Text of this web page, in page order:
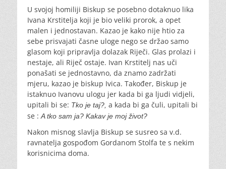
U svojoj homiliji Biskup se posebno dotaknuo lika
Ivana Krstitelja koji je bio veliki prorok, a opet
malen i jednostavan. Kazao je kako nije htio za
sebe prisvajati časne uloge nego se držao samo
glasom koji pripravlja dolazak Riječi. Glas prolazi i
nestaje, ali Riječ ostaje. Ivan Krstitelj nas uči
ponašati se jednostavno, da znamo zadržati
mjeru, kazao je biskup Ivica. Također, Biskup je
istaknuo Ivanovu ulogu jer kada bi ga ljudi vidjeli,
upitali bi se: Tko je taj?, a kada bi ga čuli, upitali bi
se :A tko sam ja? Kakav je moj život?
Nakon misnog slavlja Biskup se susreo sa v.d.
ravnatelja gospođom Gordanom Stolfa te s nekim
korisnicima doma.